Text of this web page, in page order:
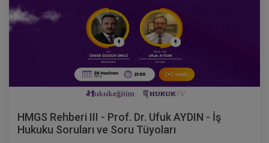
HMGS Rehberi III - Prof. Dr. Ufuk AYDIN - İş
Hukuku Soruları ve Soru Tüyoları